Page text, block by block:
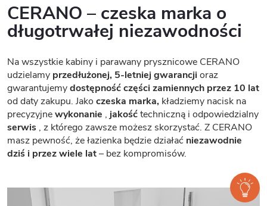
CERANO – czeska marka o
długotrwałej niezawodności
Na wszystkie kabiny i parawany prysznicowe CERANO
udzielamy przedłużonej, 5-letniej gwarancjioraz
gwarantujemydostępność części zamiennych przez 10 lat
od daty zakupu. Jako czeska marka, kładziemy nacisk na
precyzyjnewykonanie , jakośćtechniczną i odpowiedzialny
serwis , z którego zawsze możesz skorzystać. Z CERANO
masz pewność, że łazienka będzie działać niezawodnie
dziś i przez wiele lat– bez kompromisów.